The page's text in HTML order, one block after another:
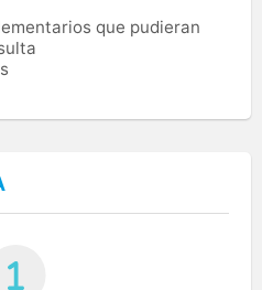
que pudieran